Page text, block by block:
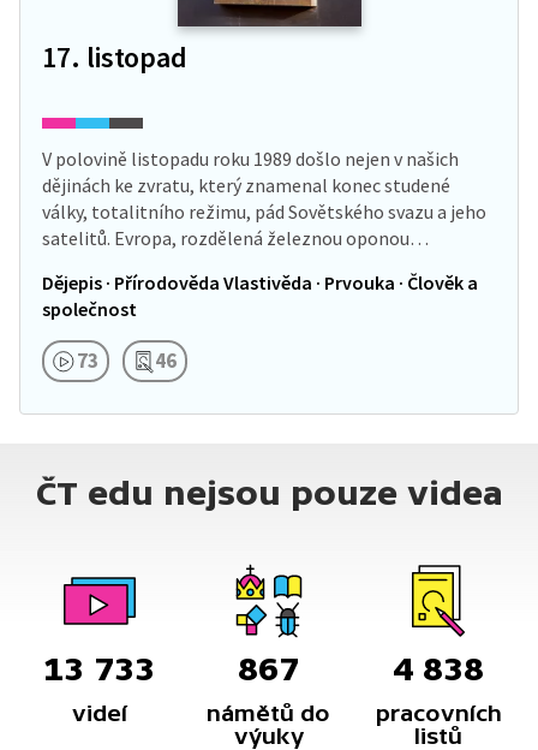
17. listopad
V polovině listopadu roku 1989 došlo nejen v našich
dějinách ke zvratu, který znamenal konec studené
války, totalitního režimu, pád Sovětského svazu a jeho
satelitů. Evropa, rozdělená železnou oponou…
Dějepis · Přírodověda Vlastivěda · Prvouka · Člověk a
společnost
73 46
ČT edu nejsou pouze videa
13 733
videí
867
námětů do
výuky
4 838
pracovních
listů